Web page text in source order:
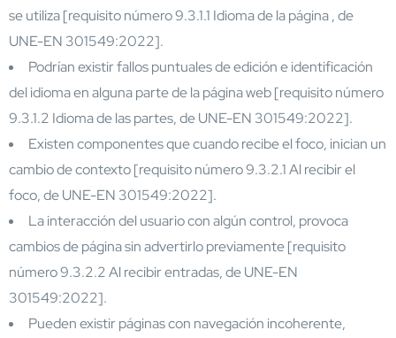
se utiliza [requisito número 9.3.1.1 Idioma de la página , de
UNE-EN 301549:2022].
Podrían existir fallos puntuales de edición e identificación
del idioma en alguna parte de la página web [requisito número
9.3.1.2 Idioma de las partes, de UNE-EN 301549:2022].
Existen componentes que cuando recibe el foco, inician un
cambio de contexto [requisito número 9.3.2.1 Al recibir el
foco, de UNE-EN 301549:2022].
La interacción del usuario con algún control, provoca
cambios de página sin advertirlo previamente [requisito
número 9.3.2.2 Al recibir entradas, de UNE-EN
301549:2022].
Pueden existir páginas con navegación incoherente,